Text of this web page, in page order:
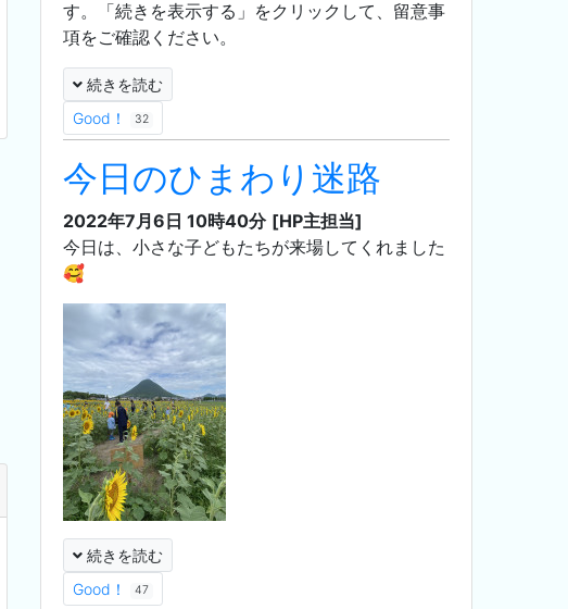
す。「続きを表示する」をクリックして、留意事
項をご確認ください。
続きを読む
Good！
32
今日のひまわり迷路
2022年7月6日 10時40分 [HP主担当]
今日は、小さな子どもたちが来場してくれました‪
🥰
続きを読む
Good！
47